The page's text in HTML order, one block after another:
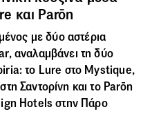
και Parōn
με δύο αστέρια
αναλαμβάνει τη δύο
το Lure στο Mystique,
Σαντορίνη και το Parōn
Hotels στην Πάρο